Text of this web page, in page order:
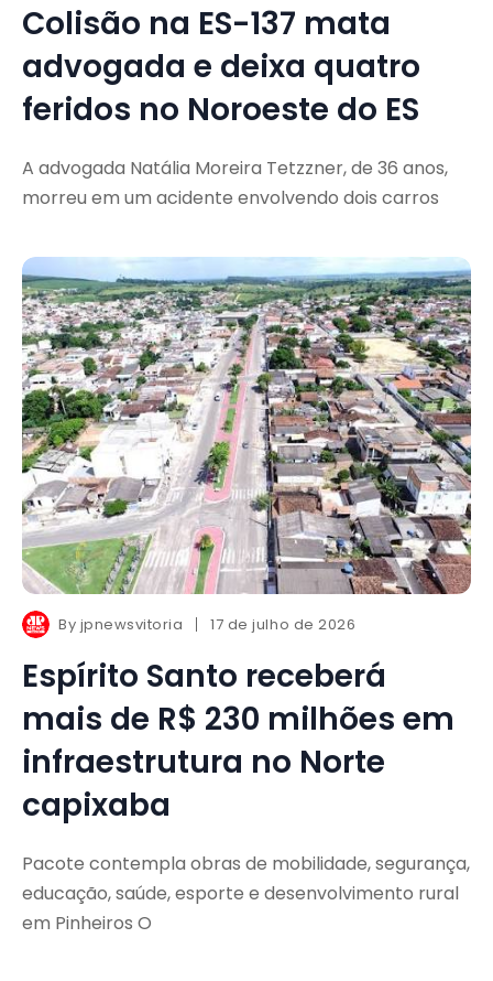
Colisão na ES-137 mata
advogada e deixa quatro
feridos no Noroeste do ES
A advogada Natália Moreira Tetzzner, de 36 anos,
morreu em um acidente envolvendo dois carros
By jpnewsvitoria 17 de julho de 2026
Espírito Santo receberá
mais de R$ 230 milhões em
infraestrutura no Norte
capixaba
Pacote contempla obras de mobilidade, segurança,
educação, saúde, esporte e desenvolvimento rural
em Pinheiros O